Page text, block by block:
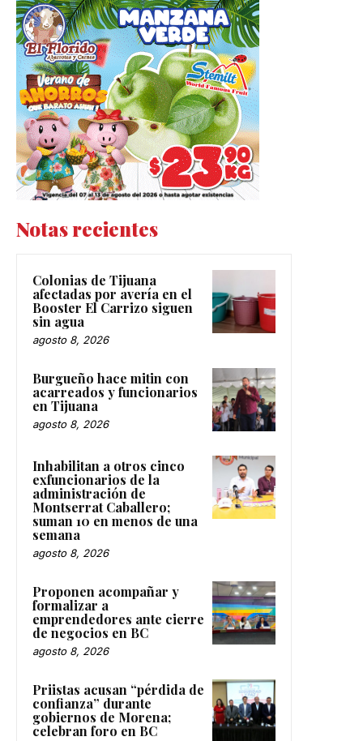
Notas recientes
Colonias de Tijuana
afectadas por avería en el
Booster El Carrizo siguen
sin agua
agosto 8, 2026
Burgueño hace mitin con
acarreados y funcionarios
en Tijuana
agosto 8, 2026
Inhabilitan a otros cinco
exfuncionarios de la
administración de
Montserrat Caballero;
suman 10 en menos de una
semana
agosto 8, 2026
Proponen acompañar y
formalizar a
emprendedores ante cierre
de negocios en BC
agosto 8, 2026
Priistas acusan “pérdida de
confianza” durante
gobiernos de Morena;
celebran foro en BC